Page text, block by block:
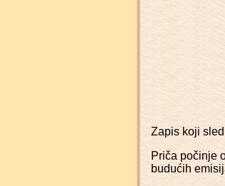
Zapis koji
Priča počinje
budućih